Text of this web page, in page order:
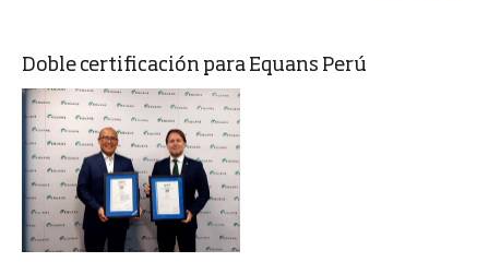
Doble certificación para Equans Perú